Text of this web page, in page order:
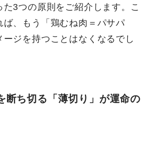
た3つの原則をご紹介します。こ
ば、もう「鶏むね肉＝パサパ
ージを持つことはなくなるでし
断ち切る「薄切り」が運命の